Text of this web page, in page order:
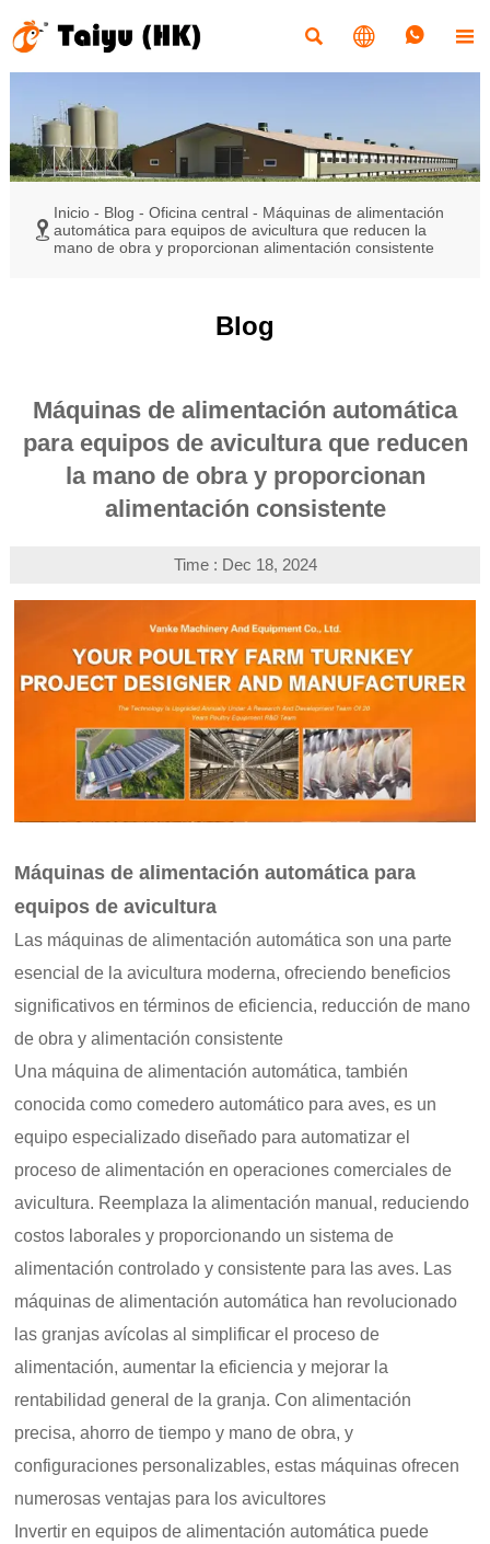
   

Inicio- Blog - Oficina central- Máquinas de alimentación
automática para equipos de avicultura que reducen la
mano de obra y proporcionan alimentación consistente
Blog
Máquinas de alimentación automática
para equipos de avicultura que reducen
la mano de obra y proporcionan
alimentación consistente
Time : Dec 18, 2024
Máquinas de alimentación automática para
equipos de avicultura
Las máquinas de alimentación automática son una parte
esencial de la avicultura moderna, ofreciendo beneficios
significativos en términos de eficiencia, reducción de mano
de obra y alimentación consistente
Una máquina de alimentación automática, también
conocida como comedero automático para aves, es un
equipo especializado diseñado para automatizar el
proceso de alimentación en operaciones comerciales de
avicultura. Reemplaza la alimentación manual, reduciendo
costos laborales y proporcionando un sistema de
alimentación controlado y consistente para las aves. Las
máquinas de alimentación automática han revolucionado
las granjas avícolas al simplificar el proceso de
alimentación, aumentar la eficiencia y mejorar la
rentabilidad general de la granja. Con alimentación
precisa, ahorro de tiempo y mano de obra, y
configuraciones personalizables, estas máquinas ofrecen
numerosas ventajas para los avicultores
Invertir en equipos de alimentación automática puede